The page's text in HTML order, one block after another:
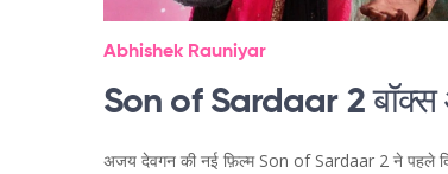
Abhishek Rauniyar
Son of Sardaar 2 बॉक्स
अजय देवगन की नई फ़िल्म Son of Sardaar 2 ने पहले